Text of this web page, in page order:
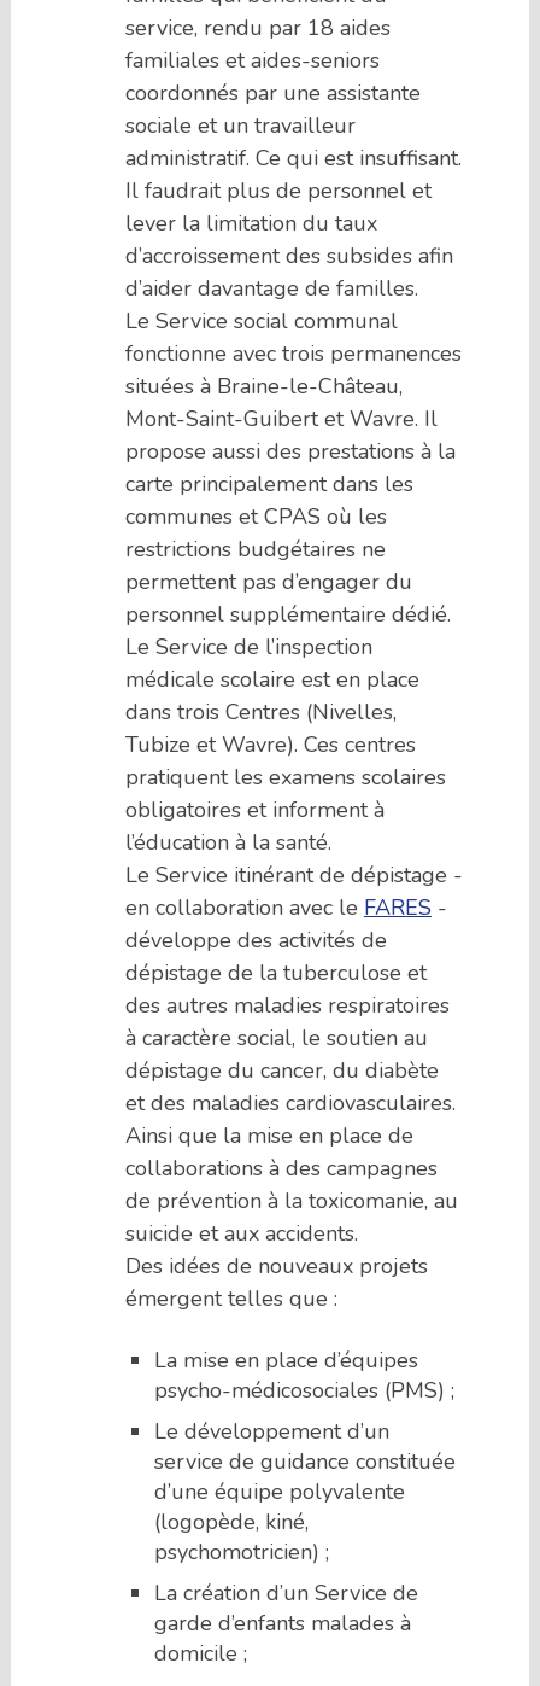
service, rendu par 18 aides
familiales et aides-seniors
coordonnés par une assistante
sociale et un travailleur
administratif. Ce qui est insuffisant.
Il faudrait plus de personnel et
lever la limitation du taux
d’accroissement des subsides afin
d’aider davantage de familles.
Le Service social communal
fonctionne avec trois permanences
situées à Braine-le-Château,
Mont-Saint-Guibert et Wavre. Il
propose aussi des prestations à la
carte principalement dans les
communes et CPAS où les
restrictions budgétaires ne
permettent pas d’engager du
personnel supplémentaire dédié.
Le Service de l’inspection
médicale scolaire est en place
dans trois Centres (Nivelles,
Tubize et Wavre). Ces centres
pratiquent les examens scolaires
obligatoires et informent à
l’éducation à la santé.
Le Service itinérant de dépistage -
en collaboration avec le FARES -
développe des activités de
dépistage de la tuberculose et
des autres maladies respiratoires
à caractère social, le soutien au
dépistage du cancer, du diabète
et des maladies cardiovasculaires.
Ainsi que la mise en place de
collaborations à des campagnes
de prévention à la toxicomanie, au
suicide et aux accidents.
Des idées de nouveaux projets
émergent telles que :
La mise en place d’équipes
psycho-médicosociales (PMS) ;
Le développement d’un
service de guidance constituée
d’une équipe polyvalente
(logopède, kiné,
psychomotricien) ;
La création d’un Service de
garde d’enfants malades à
domicile ;